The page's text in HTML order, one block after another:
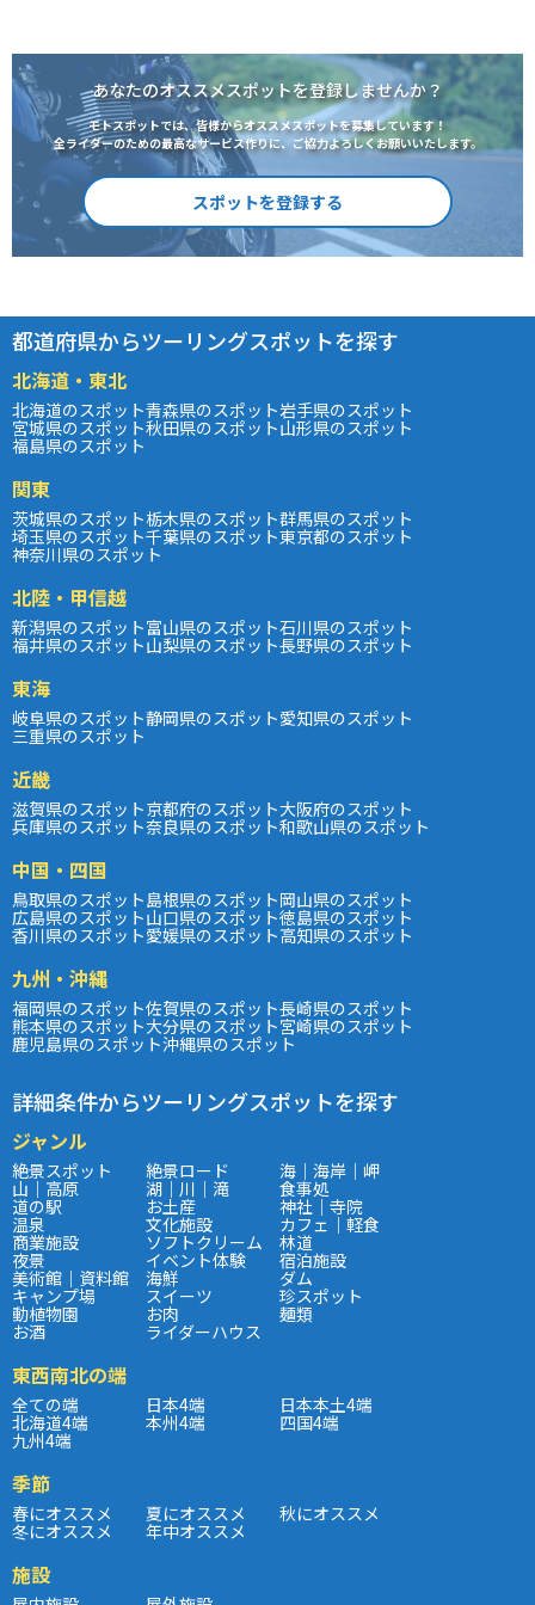
あなたのオススメスポットを登録しませんか？
モトスポットでは、皆様からオススメスポットを募集しています！
全ライダーのための最高なサービス作りに、ご協力よろしくお願いいたします。
スポットを登録する
都道府県からツーリングスポットを探す
北海道・東北
北海道のスポット青森県のスポット岩手県のスポット
宮城県のスポット秋田県のスポット山形県のスポット
福島県のスポット
関東
茨城県のスポット栃木県のスポット群馬県のスポット
埼玉県のスポット千葉県のスポット東京都のスポット
神奈川県のスポット
北陸・甲信越
新潟県のスポット富山県のスポット石川県のスポット
福井県のスポット山梨県のスポット長野県のスポット
東海
岐阜県のスポット静岡県のスポット愛知県のスポット
三重県のスポット
近畿
滋賀県のスポット京都府のスポット大阪府のスポット
兵庫県のスポット奈良県のスポット和歌山県のスポット
中国・四国
鳥取県のスポット島根県のスポット岡山県のスポット
広島県のスポット山口県のスポット徳島県のスポット
香川県のスポット愛媛県のスポット高知県のスポット
九州・沖縄
福岡県のスポット佐賀県のスポット長崎県のスポット
熊本県のスポット大分県のスポット宮崎県のスポット
鹿児島県のスポット沖縄県のスポット
詳細条件からツーリングスポットを探す
ジャンル
絶景スポット 絶景ロード 海｜海岸｜岬
山｜高原 湖｜川｜滝 食事処
道の駅 お土産 神社｜寺院
温泉 文化施設 カフェ｜軽食
商業施設 ソフトクリーム 林道
夜景 イベント体験 宿泊施設
美術館｜資料館 海鮮 ダム
キャンプ場 スイーツ 珍スポット
動植物園 お肉 麺類
お酒 ライダーハウス
東西南北の端
全ての端 日本4端 日本本土4端
北海道4端 本州4端 四国4端
九州4端
季節
春にオススメ 夏にオススメ 秋にオススメ
冬にオススメ 年中オススメ
施設